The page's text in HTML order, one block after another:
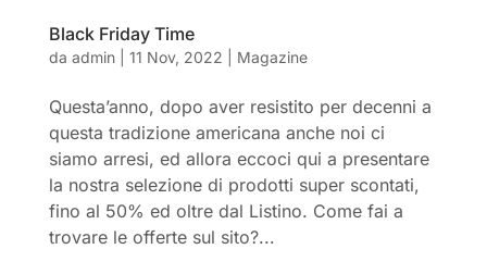
Black Friday Time
da admin| 11 Nov, 2022 Magazine
Questa’anno, dopo aver resistito per decenni a
questa tradizione americana anche noi ci
siamo arresi, ed allora eccoci qui a presentare
la nostra selezione di prodotti super scontati,
fino al 50% ed oltre dal Listino. Come fai a
trovare le offerte sul sito?...